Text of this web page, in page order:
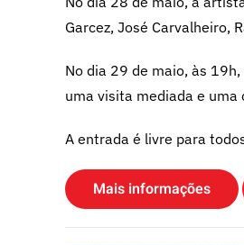
Garcez, José Carvalheiro,
No dia 29 de maio, às
uma visita mediada e
A entrada é livre para
Mais informações